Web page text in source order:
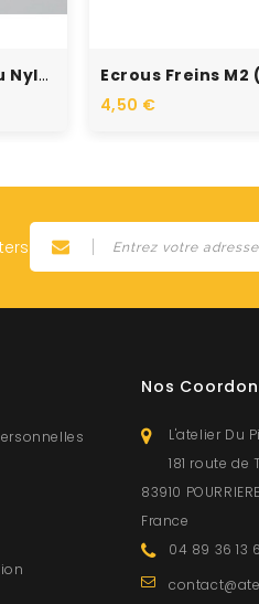
G-FORCE Ecrou Nylstop M4...
4,50 €
Nos
L'atelier Du
181 route de
83910
France
04 89 36 13